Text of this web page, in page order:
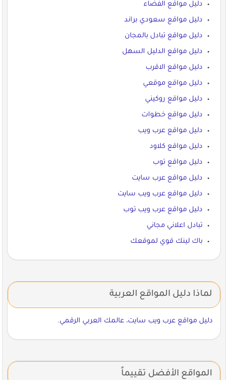
دليل مواقع الفضاء
دليل مواقع سعودي براند
دليل مواقع تبادل بالمجان
دليل مواقع الدليل السهل
دليل مواقع الاقرب
دليل مواقع موقعي
دليل مواقع روكيني
دليل مواقع خطوات
دليل مواقع عرب ويب
دليل مواقع كلاود
دليل مواقع توب
دليل مواقع عرب سايت
دليل مواقع عرب ويب سايت
دليل مواقع عرب ويب توب
تبادل اعلاني مجاني
باك لينك قوي لموقعك
لماذا دليل المواقع العربية
دليل مواقع عرب ويب سايت، عالمك العربي الرقمي.
المواقع الأفضل تقييماً